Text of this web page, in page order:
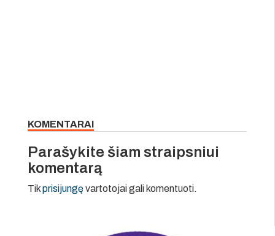
KOMENTARAI
Parašykite šiam straipsniui
komentarą
Tikprisijungęvartotojai gali komentuoti.